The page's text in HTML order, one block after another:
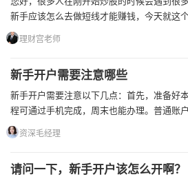
新手应该怎么去做短线才能赚钱，今天就这
理财宫老师
新手开户需要注意哪些
新手开户需要注意以下几点：首先，准备好
程可通过手机完成，周末也能办理。普通账
资深毛经理
请问一下，新手开户该怎么开啊？